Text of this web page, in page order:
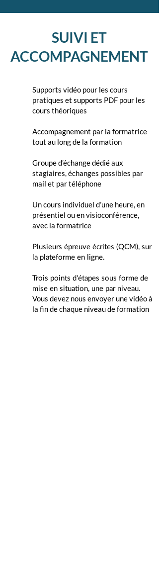
SUIVI ET
ACCOMPAGNEMENT
Supports vidéo pour les cours
pratiques et supports PDF pour les
cours théoriques
Accompagnement par la formatrice
tout au long de la formation
Groupe d’échange dédié aux
stagiaires, échanges possibles par
mail et par téléphone
Un cours individuel d’une heure, en
présentiel ou en visioconférence,
avec la formatrice
Plusieurs épreuve écrites (QCM), sur
la plateforme en ligne.
Trois points d'étapes sous forme de
mise en situation, une par niveau.
Vous devez nous envoyer une vidéo à
la fin de chaque niveau de formation